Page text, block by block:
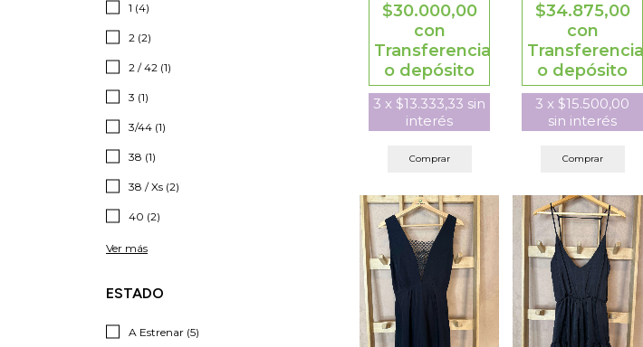
1 (4)
2 (2)
2 / 42 (1)
3 (1)
3/44 (1)
38 (1)
38 / Xs (2)
40 (2)
Ver más
ESTADO
A Estrenar (5)
$30.000,00
con
Transferencia
o depósito
3 x $13.333,33 sin
interés
Comprar
$34.875,00
con
Transferencia
o depósito
3 x $15.500,00
sin interés
Comprar